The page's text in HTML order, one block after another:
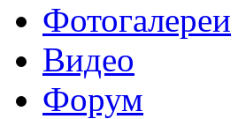
Фотогалереи
Видео
Форум